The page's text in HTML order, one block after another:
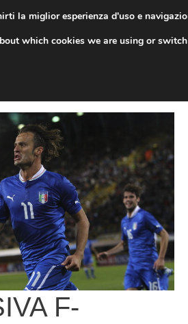
F-
la miglior esperienza d'uso e
which cookies we are using or